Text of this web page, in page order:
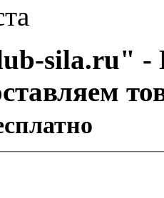
sila.ru" -